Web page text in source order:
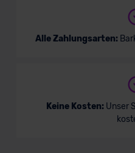
Alle Zahlungsarten:
Keine Kosten: Unser